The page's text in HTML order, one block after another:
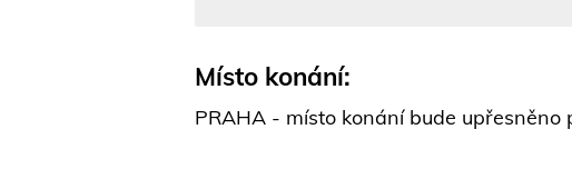
Místo konání:
PRAHA - místo konání bude upřesněno